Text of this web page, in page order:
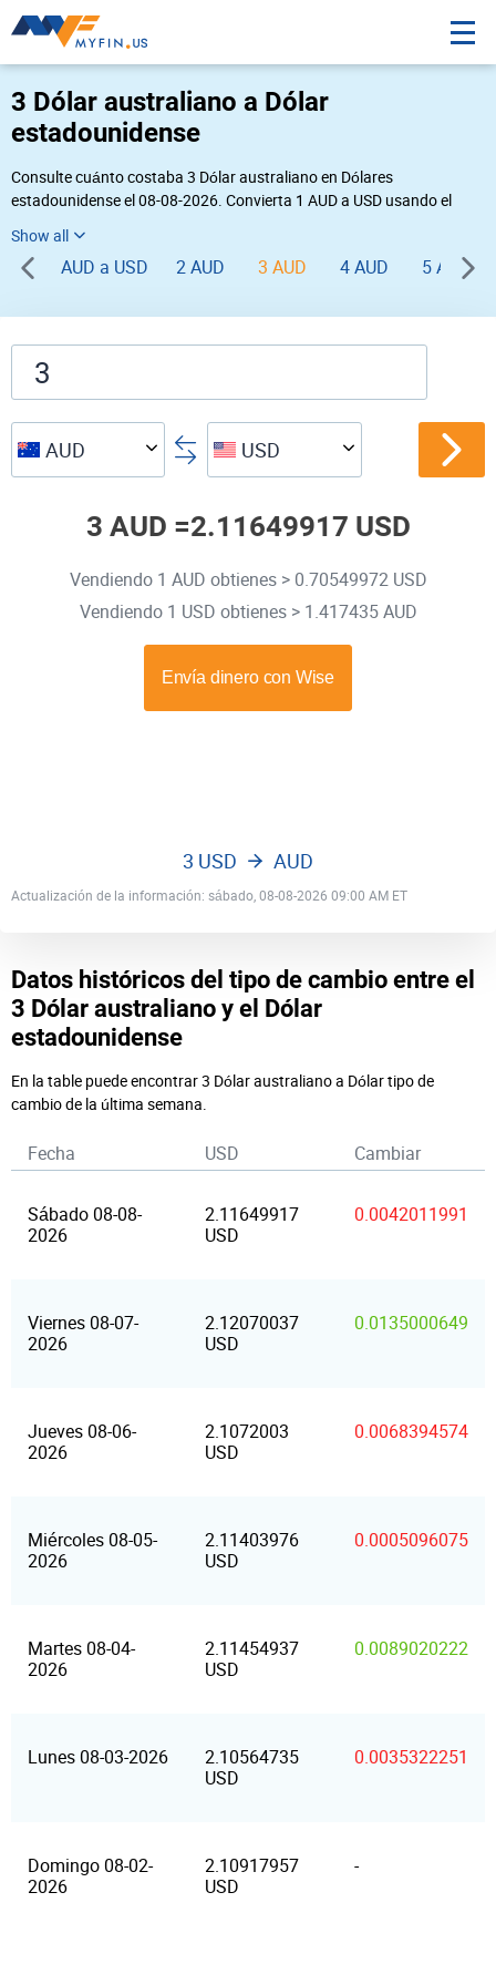
3 Dólar australiano a Dólar
estadounidense
Consulte cuánto costaba 3 Dólar australiano en Dólares
estadounidense el 08-08-2026. Convierta 1 AUD a USD usando el
inversa, vaya a «
AUD a USD 2 AUD 3 AUD 4 AUD 5 AUD
AUD USD
3 AUD =2.11649917 USD
Vendiendo 1 AUD obtienes > 0.70549972 USD
Vendiendo 1 USD obtienes > 1.417435 AUD
Actualización de la información: sábado, 08-08-2026 09:00 AM ET
3 USD AUD
Datos históricos del tipo de cambio entre el
3 Dólar australiano y el Dólar
estadounidense
En la table puede encontrar 3 Dólar australiano a Dólar tipo de
cambio de la última semana.
Fecha USD Cambiar
Sábado 08-08-
2026
2.11649917
USD
0.0042011991
Viernes 08-07-
2026
2.12070037
USD
0.0135000649
Jueves 08-06-
2026
2.1072003
USD
0.0068394574
Miércoles 08-05-
2026
2.11403976
USD
0.0005096075
Martes 08-04-
2026
2.11454937
USD
0.0089020222
Lunes 08-03-2026
2.10564735
USD
0.0035322251
Domingo 08-02-
2026
2.10917957
USD
-